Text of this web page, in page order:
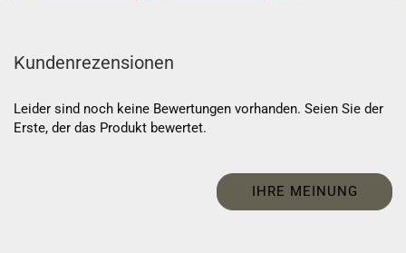
Kundenrezensionen
Leider sind noch keine Bewertungen vorhanden. Seien Sie der
Erste, der das Produkt bewertet.
IHRE MEINUNG